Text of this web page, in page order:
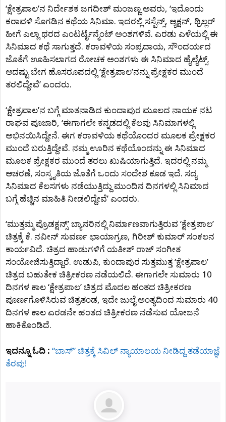
‘ಕ್ಷೇತ್ರಪಾಲ’ನ ನಿರ್ದೇಶಕ ಜಗದೀಶ್ ಮಂಜಣ್ಣ ಅವರು, ‘ಇದೊಂದು
ಕರಾವಳಿ ಸೊಗಡಿನ ಕಥೆಯ ಸಿನಿಮಾ. ಇದರಲ್ಲಿ ಸಸ್ಪೆನ್ಸ್, ಆ್ಯಕ್ಷನ್, ಥ್ರಿಲ್ಲರ್
ಹೀಗೆ ಎಲ್ಲಾ ಥರದ ಎಂಟರ್ಟೈನ್ಮೆಂಟ್ ಅಂಶಗಳಿವೆ. ಎರಡು ಎಳೆಯಲ್ಲಿ ಈ
ಸಿನಿಮಾದ ಕಥೆ ಸಾಗುತ್ತದೆ. ಕರಾವಳಿಯ ಸಂಪ್ರದಾಯ, ಸೌಂದರ್ಯದ
ಜೊತೆಗೆ ಊಹಿಸಲಾಗದ ರೋಚಕ ಅಂಶಗಳು ಈ ಸಿನಿಮಾದ ಹೈಲೈಟ್ಸ್.
ಆದಷ್ಟು ಬೇಗ ಹೊಸರೂಪದಲ್ಲಿ ‘ಕ್ಷೇತ್ರಪಾಲ’ನನ್ನು ಪ್ರೇಕ್ಷಕರ ಮುಂದೆ
ತರಲಿದ್ದೇವೆ’ ಎಂದರು.
‘ಕ್ಷೇತ್ರಪಾಲ’ನ ಬಗ್ಗೆ ಮಾತನಾಡಿದ ಕುಂದಾಪುರ ಮೂಲದ ನಾಯಕ ನಟ
ರಾಘವ ಪೂಜಾರಿ, ‘ಈಗಾಗಲೇ ಕನ್ನಡದಲ್ಲಿ ಕೆಲವು ಸಿನಿಮಾಗಳಲ್ಲಿ
ಅಭಿನಯಿಸಿದ್ದೇನೆ. ಈಗ ಕರಾವಳಿಯ ಕಥೆಯೊಂದರ ಮೂಲಕ ಪ್ರೇಕ್ಷಕರ
ಮುಂದೆ ಬರುತ್ತಿದ್ದೇವೆ. ನಮ್ಮ ಊರಿನ ಕಥೆಯೊಂದನ್ನು ಈ ಸಿನಿಮಾದ
ಮೂಲಕ ಪ್ರೇಕ್ಷಕರ ಮುಂದೆ ತರಲು ಖುಷಿಯಾಗುತ್ತಿದೆ. ಇದರಲ್ಲಿ ನಮ್ಮ
ಆಚರಣೆ, ಸಂಸ್ಕೃತಿಯ ಜೊತೆಗೆ ಒಂದು ಸಂದೇಶ ಕೂಡ ಇದೆ. ಸದ್ಯ
ಸಿನಿಮಾದ ಕೆಲಸಗಳು ನಡೆಯುತ್ತಿದ್ದು ಮುಂದಿನ ದಿನಗಳಲ್ಲಿ ಸಿನಿಮಾದ
ಬಗ್ಗೆ ಹೆಚ್ಚಿನ ಮಾಹಿತಿ ನೀಡಲಿದ್ದೇವೆ’ ಎಂದರು.
‘ಮುತ್ತಮ್ಮ ಪ್ರೊಡಕ್ಷನ್ಸ್’ ಬ್ಯಾನರಿನಲ್ಲಿ ನಿರ್ಮಾಣವಾಗುತ್ತಿರುವ ‘ಕ್ಷೇತ್ರಪಾಲ’
ಚಿತ್ರಕ್ಕೆ ಕೆ. ನವೀನ್ ಸುವರ್ಣ ಛಾಯಾಗ್ರಣ, ಗಿರೀಶ್ ಕುಮಾರ್ ಸಂಕಲನ
ಕಾರ್ಯವಿದೆ. ಚಿತ್ರದ ಹಾಡುಗಳಿಗೆ ಯತೀಶ್ ರಾಜ್ ಸಂಗೀತ
ಸಂಯೋಜಿಸುತ್ತಿದ್ದಾರೆ. ಉಡುಪಿ, ಕುಂದಾಪುರ ಸುತ್ತಮುತ್ತ ‘ಕ್ಷೇತ್ರಪಾಲ’
ಚಿತ್ರದ ಬಹುತೇಕ ಚಿತ್ರೀಕರಣ ನಡೆಯಲಿದೆ. ಈಗಾಗಲೇ ಸುಮಾರು 10
ದಿನಗಳ ಕಾಲ ‘ಕ್ಷೇತ್ರಪಾಲ’ ಚಿತ್ರದ ಮೊದಲ ಹಂತದ ಚಿತ್ರೀಕರಣ
ಪೂರ್ಣಗೊಳಿಸಿರುವ ಚಿತ್ರತಂಡ, ಇದೇ ಜುಲೈ ಅಂತ್ಯದಿಂದ ಸುಮಾರು 40
ದಿನಗಳ ಕಾಲ ಎರಡನೇ ಹಂತದ ಚಿತ್ರೀಕರಣ ನಡೆಸುವ ಯೋಜನೆ
ಹಾಕಿಕೊಂಡಿದೆ.
ಇದನ್ನೂ ಓದಿ : “ಬಾಸ್” ಚಿತ್ರಕ್ಕೆ ಸಿವಿಲ್ ನ್ಯಾಯಾಲಯ ನೀಡಿದ್ದ ತಡೆಯಾಜ್ಞೆ
ತೆರವು!